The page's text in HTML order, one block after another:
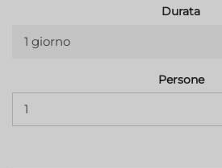
Durata
1 giorno
Persone